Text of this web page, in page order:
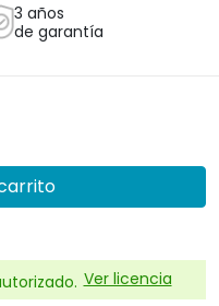
3 años
de garantía
Ver licencia